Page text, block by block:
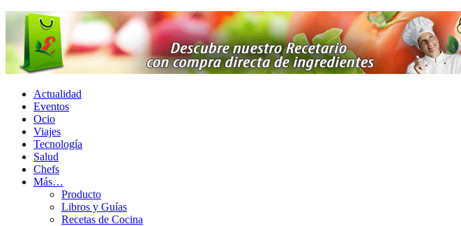
Actualidad
Eventos
Ocio
Viajes
Tecnología
Salud
Chefs
Más…
Producto
Libros y Guías
Recetas de Cocina